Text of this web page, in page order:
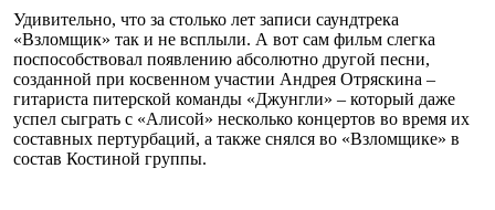
Удивительно, что за столько лет записи саундтрека
«Взломщик» так и не всплыли. А вот сам фильм слегка
поспособствовал появлению абсолютно другой песни,
созданной при косвенном участии Андрея Отряскина –
гитариста питерской команды «Джунгли» – который даже
успел сыграть с «Алисой» несколько концертов во время их
составных пертурбаций, а также снялся во «Взломщике» в
состав Костиной группы.